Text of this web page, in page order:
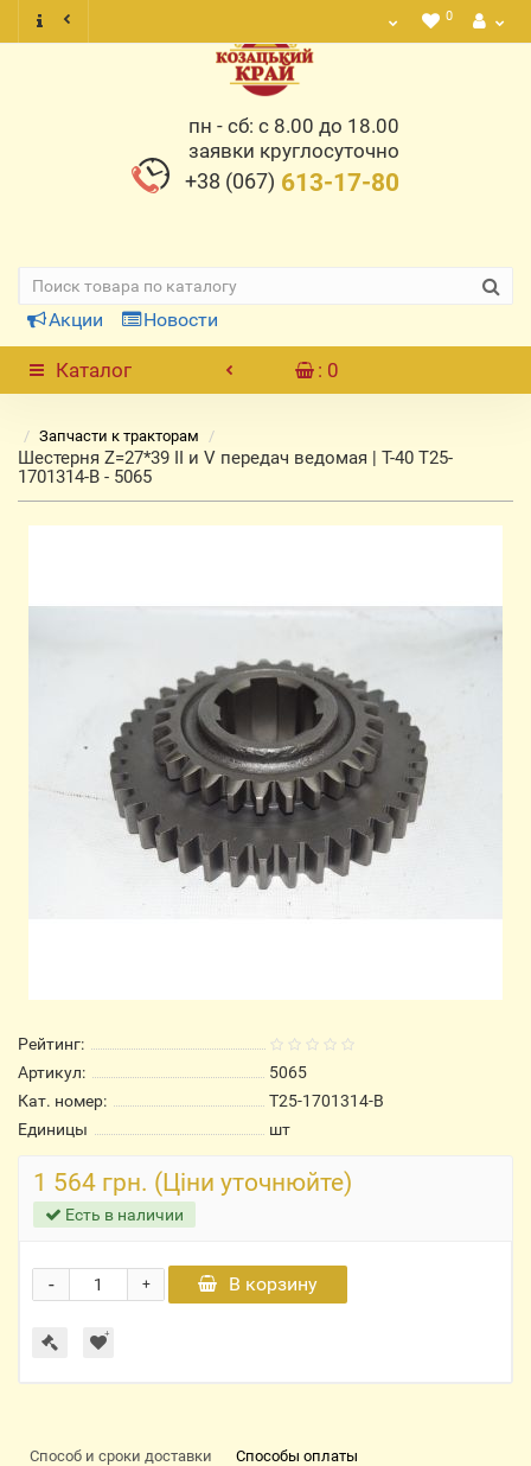
0
пн - сб: с 8.00 до 18.00
заявки круглосуточно
+38 (067) 613-17-80
Акции Новости
Каталог : 0
Запчасти к тракторам
Шестерня Z=27*39 II и V передач ведомая | Т-40 Т25-
1701314-В - 5065
Рейтинг:
Артикул:
5065
Кат. номер:
Т25-1701314-В
Единицы
шт
1 564 грн. (Ціни уточнюйте)
Есть в наличии
+
- В корзину
Способ и сроки доставки Способы оплаты